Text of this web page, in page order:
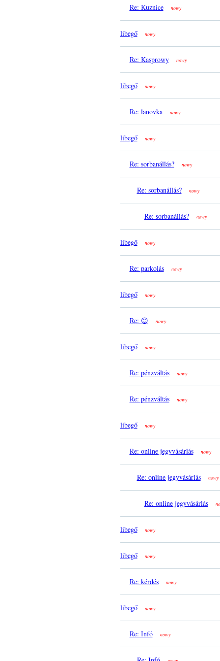
Re: Kuznice nowy
libegő nowy
Re: Kasprowy nowy
libegő nowy
Re: lanovka nowy
libegő nowy
Re: sorbanállás? nowy
Re: sorbanállás? nowy
Re: sorbanállás? nowy
libegő nowy
Re: parkolás nowy
libegő nowy
Re: 😊 nowy
libegő nowy
Re: pénzváltás nowy
Re: pénzváltás nowy
libegő nowy
Re: online jegyvásárlás nowy
Re: online jegyvásárlás nowy
Re: online jegyvásárlás
libegő nowy
libegő nowy
Re: kérdés nowy
libegő nowy
Re: Infó nowy